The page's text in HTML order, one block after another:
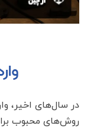
در سال‌های اخیر،
روش‌های محبوب